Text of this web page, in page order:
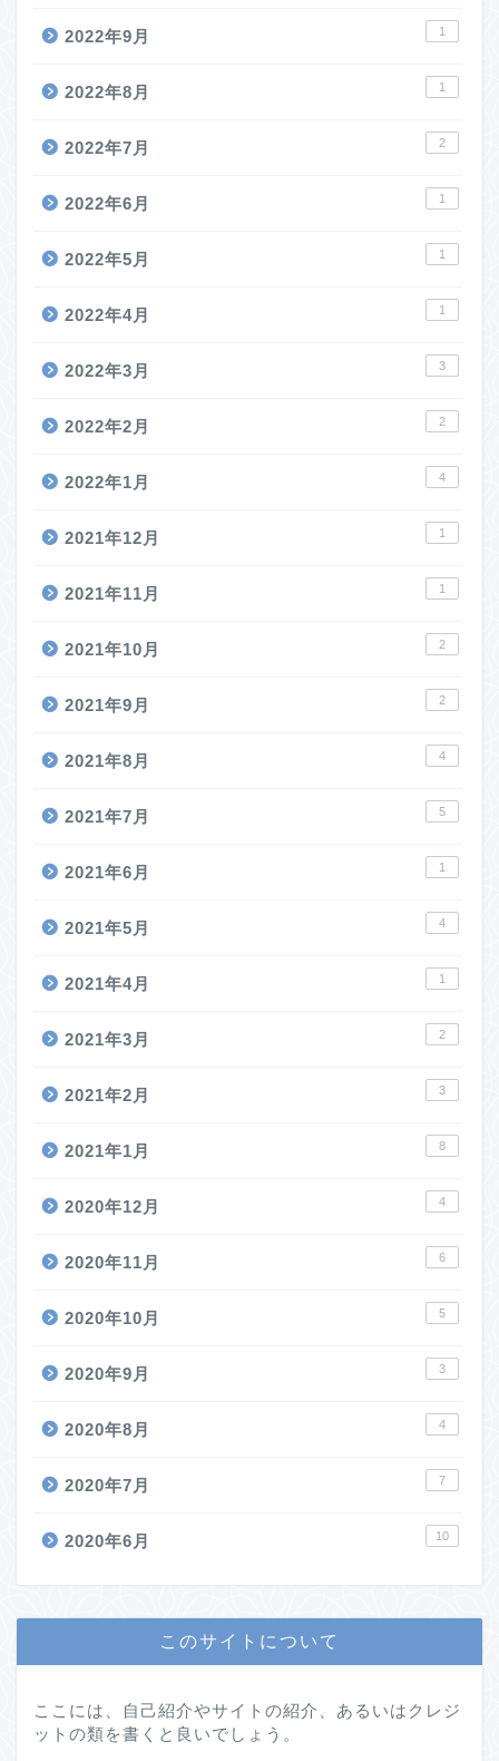
2022年9月 1
2022年8月 1
2022年7月 2
2022年6月 1
2022年5月 1
2022年4月 1
2022年3月 3
2022年2月 2
2022年1月 4
2021年12月 1
2021年11月 1
2021年10月 2
2021年9月 2
2021年8月 4
2021年7月 5
2021年6月 1
2021年5月 4
2021年4月 1
2021年3月 2
2021年2月 3
2021年1月 8
2020年12月 4
2020年11月 6
2020年10月 5
2020年9月 3
2020年8月 4
2020年7月 7
2020年6月 10
このサイトについて
ここには、自己紹介やサイトの紹介、あるいはクレジ
ットの類を書くと良いでしょう。